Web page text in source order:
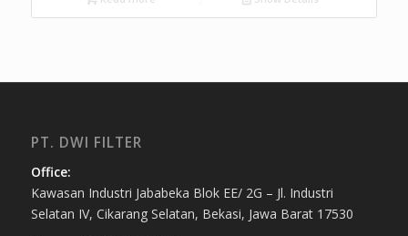
PT. DWI FILTER
Office:
Kawasan Industri Jababeka Blok EE/ 2G – Jl. Industri
Selatan IV, Cikarang Selatan, Bekasi, Jawa Barat 17530